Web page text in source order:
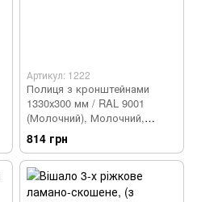
Артикул: 1222
Полиця з кронштейнами
1330х300 мм / RAL 9001
(Молочний), Молочний,
Молочний
814 грн